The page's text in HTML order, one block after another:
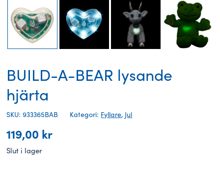
BUILD-A-BEAR lysande
hjärta
SKU: 933365BAB Kategori: Fyllare, Jul
119,00 kr
Slut i lager